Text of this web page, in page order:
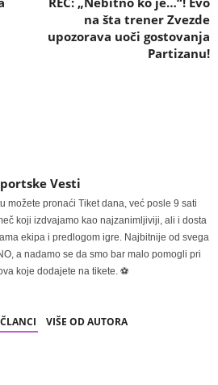
na šta trener Zvezde
upozorava uoči gostovanja
Partizanu!
Vesti
možete pronaći Tiket dana, već posle 9 sati
koji izdvajamo kao najzanimljiviji, ali i dosta
ekipa i predlogom igre. Najbitnije od svega
a nadamo se da smo bar malo pomogli pri
koje dodajete na tikete. ⚽
VIŠE OD AUTORA